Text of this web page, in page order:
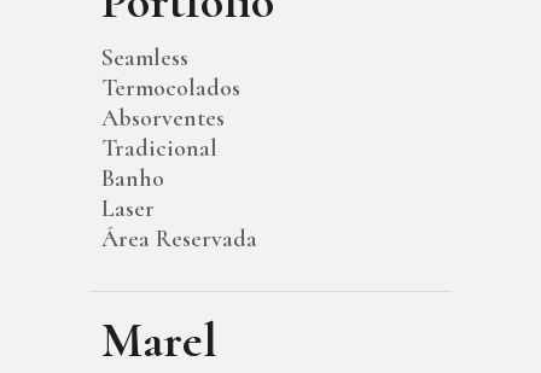
Seamless
Termocolados
Absorventes
Tradicional
Banho
Laser
Área Reservada
Marel